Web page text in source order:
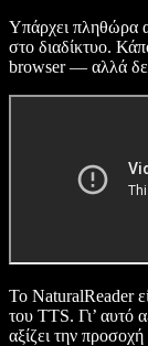
Υπάρχει πληθώρα
στο διαδίκτυο.
browser — αλλά δεν
Το NaturalReader
του TTS. Γι’ αυτό
αξίζει την